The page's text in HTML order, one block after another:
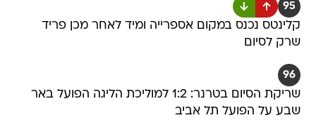
95
קלינטס נכנס במקום אספרייה ומיד לאחר מכן פריד
שרק לסיום
96
שריקת הסיום בטרנר: 1:2 למוליכת הליגה הפועל באר
שבע על הפועל תל אביב